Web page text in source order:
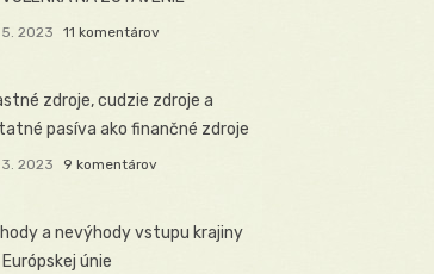
5. 2023 11 komentárov
zdroje, cudzie zdroje a
pasíva ako finančné zdroje
3. 2023 9 komentárov
a nevýhody vstupu krajiny
únie